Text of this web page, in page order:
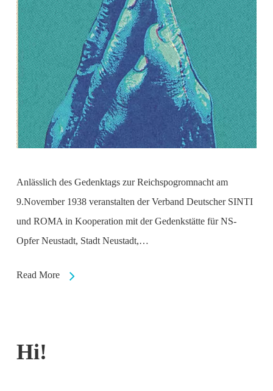
Anlässlich des Gedenktags zur Reichspogromnacht am
9.November 1938 veranstalten der Verband Deutscher SINTI
und ROMA in Kooperation mit der Gedenkstätte für NS-
Opfer Neustadt, Stadt Neustadt,…
Read More
Hi!